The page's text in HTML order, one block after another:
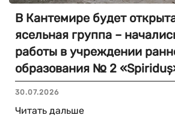
В Кантемире будет
ясельная группа –
работы в учреждении
образования № 2
30.07.2026
Читать дальше